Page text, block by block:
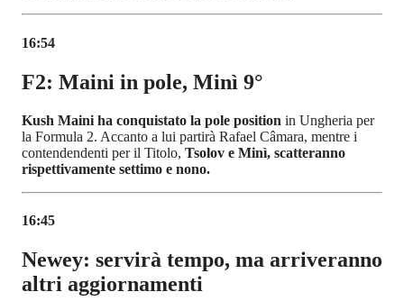
16:54
F2: Maini in pole, Minì 9°
Kush Maini ha conquistato la pole position in Ungheria per
la Formula 2. Accanto a lui partirà Rafael Câmara, mentre i
contendendenti per il Titolo, Tsolov e Minì, scatteranno
rispettivamente settimo e nono.
16:45
Newey: servirà tempo, ma arriveranno
altri aggiornamenti